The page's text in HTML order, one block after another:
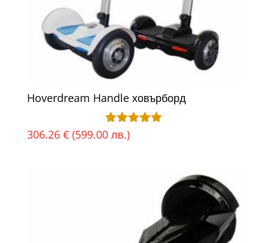
Hoverdream Handle ховърборд
Оценено с
306.26 € (599.00 лв.)